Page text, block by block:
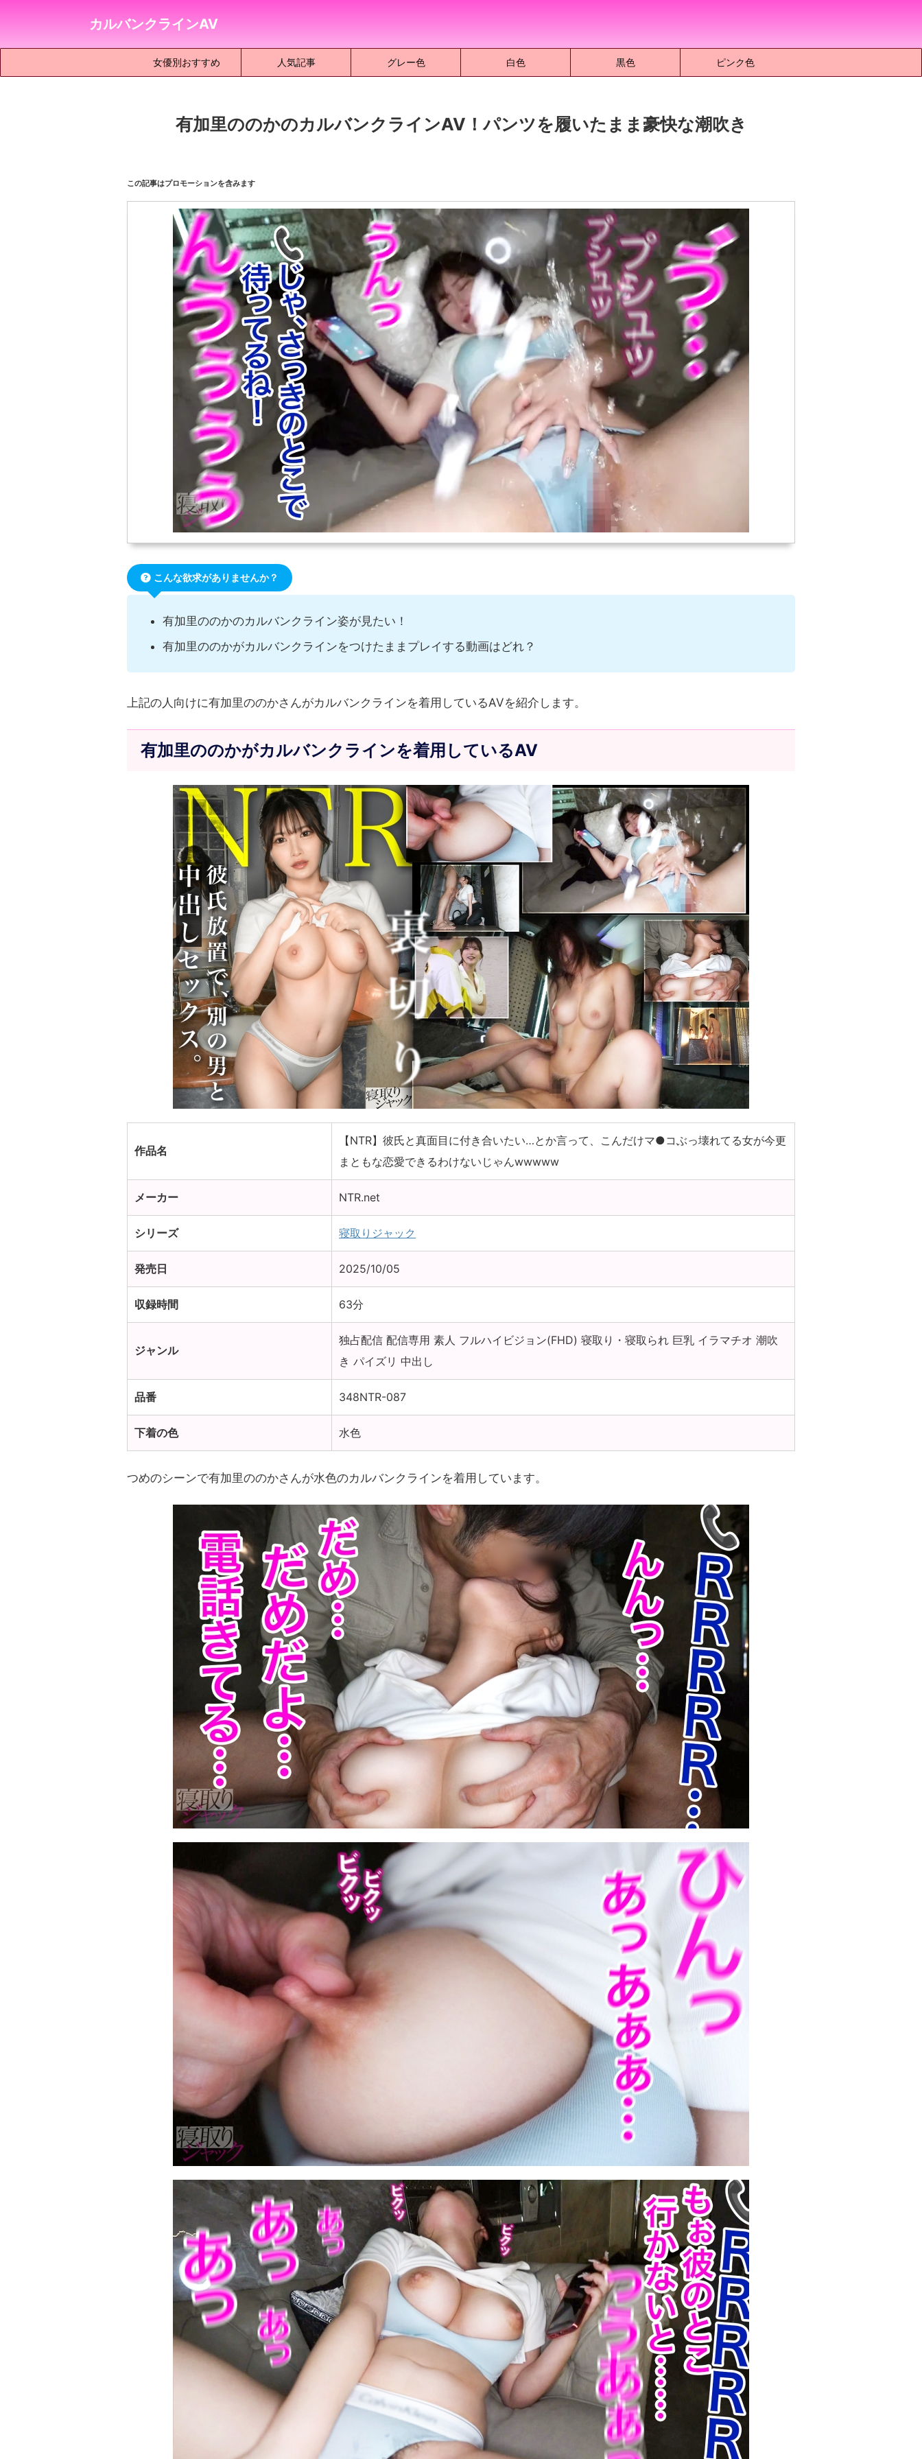
カルバンクラインAV
女優別おすすめ 人気記事 グレー色 白色 黒色 ピンク色
有加里ののかのカルバンクラインAV！パンツを履いたまま豪快な潮吹き
この記事はプロモーションを含みます
こんな欲求がありませんか？
有加里ののかのカルバンクライン姿が見たい！
有加里ののかがカルバンクラインをつけたままプレイする動画はどれ？
上記の人向けに有加里ののかさんがカルバンクラインを着用しているAVを紹介します。
有加里ののかがカルバンクラインを着用しているAV
作品名
【NTR】彼氏と真面目に付き合いたい…とか言って、こんだけマ●コぶっ壊れてる女が今更
まともな恋愛できるわけないじゃんwwwww
メーカー NTR.net
シリーズ 寝取りジャック
発売日 2025/10/05
収録時間 63分
ジャンル
独占配信 配信専用 素人 フルハイビジョン(FHD) 寝取り・寝取られ 巨乳 イラマチオ 潮吹
き パイズリ 中出し
品番 348NTR-087
下着の色 水色
つめのシーンで有加里ののかさんが水色のカルバンクラインを着用しています。